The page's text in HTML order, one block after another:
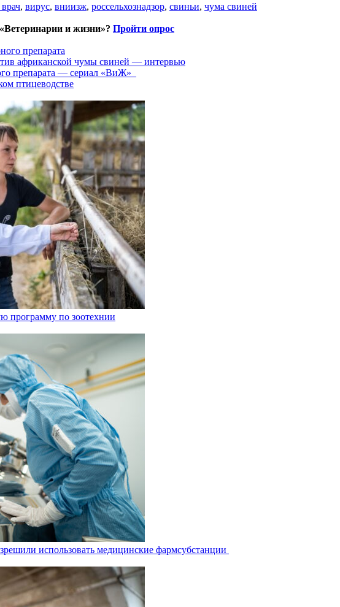
, вирус, вниизж, россельхознадзор, свиньи, чума свиней
и жизни»? Пройти опрос
препарата
африканской чумы свиней — интервью
препарата — сериал «ВиЖ»
птицеводстве
программу по зоотехнии
использовать медицинские фармсубстанции